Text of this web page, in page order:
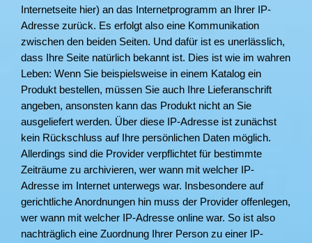
Internetseite hier) an das Internetprogramm an Ihrer IP-
Adresse zurück. Es erfolgt also eine Kommunikation
zwischen den beiden Seiten. Und dafür ist es unerlässlich,
dass Ihre Seite natürlich bekannt ist. Dies ist wie im wahren
Leben: Wenn Sie beispielsweise in einem Katalog ein
Produkt bestellen, müssen Sie auch Ihre Lieferanschrift
angeben, ansonsten kann das Produkt nicht an Sie
ausgeliefert werden. Über diese IP-Adresse ist zunächst
kein Rückschluss auf Ihre persönlichen Daten möglich.
Allerdings sind die Provider verpflichtet für bestimmte
Zeiträume zu archivieren, wer wann mit welcher IP-
Adresse im Internet unterwegs war. Insbesondere auf
gerichtliche Anordnungen hin muss der Provider offenlegen,
wer wann mit welcher IP-Adresse online war. So ist also
nachträglich eine Zuordnung Ihrer Person zu einer IP-